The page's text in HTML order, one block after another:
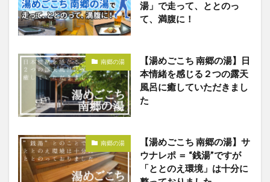
湯」で走って、ととのっ
て、満腹に！
南郷の湯
【湯めごこち 南郷の湯】日
本情緒を感じる２つの露天
風呂に癒していただきまし
た
南郷の湯
【湯めごこち 南郷の湯】サ
ウナレポ ＝ “銭湯”ですが
「ととのえ環境」は十分に